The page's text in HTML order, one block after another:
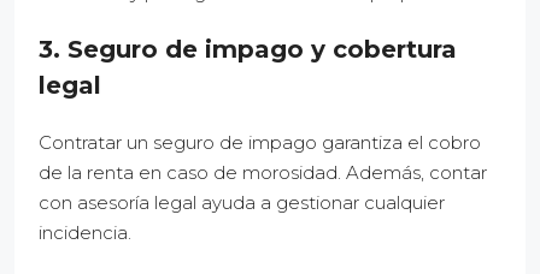
3. Seguro de impago y cobertura
legal
Contratar un seguro de impago garantiza el cobro
de la renta en caso de morosidad. Además, contar
con asesoría legal ayuda a gestionar cualquier
incidencia.